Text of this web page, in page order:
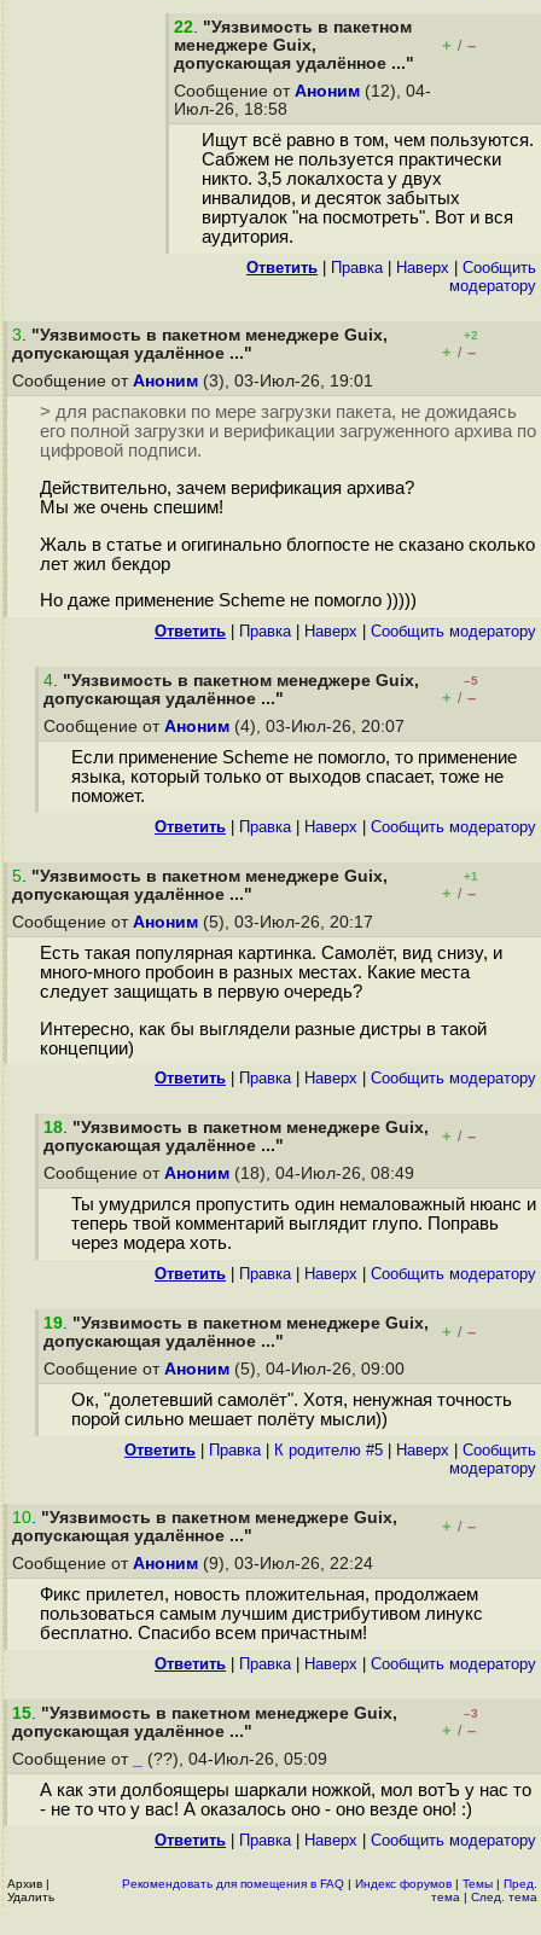
22. "Уязвимость в пакетном
менеджере Guix,
допускающая удалённое ..."
+ / –
Сообщение от Аноним (12), 04-
Июл-26, 18:58
Ищут всё равно в том, чем пользуются.
Сабжем не пользуется практически
никто. 3,5 локалхоста у двух
инвалидов, и десяток забытых
виртуалок "на посмотреть". Вот и вся
аудитория.
Ответить Правка| Наверх
Cообщить
модератору
3. "Уязвимость в пакетном менеджере Guix,
допускающая удалённое ..."
+2
+ / –
Сообщение от Аноним (3), 03-Июл-26, 19:01
> для распаковки по мере загрузки пакета, не дожидаясь
его полной загрузки и верификации загруженного архива по
цифровой подписи.
Действительно, зачем верификация архива?
Мы же очень спешим!
Жаль в статье и огигинально блогпосте не сказано сколько
лет жил бекдор
Но даже применение Scheme не помогло )))))
Ответить Правка| Наверх Cообщить модератору
4. "Уязвимость в пакетном менеджере Guix,
допускающая удалённое ..."
–5
+ / –
Сообщение от Аноним (4), 03-Июл-26, 20:07
Если применение Scheme не помогло, то применение
языка, который только от выходов спасает, тоже не
поможет.
Ответить Правка| Наверх Cообщить модератору
5. "Уязвимость в пакетном менеджере Guix,
допускающая удалённое ..."
+1
+ / –
Сообщение от Аноним (5), 03-Июл-26, 20:17
Есть такая популярная картинка. Самолёт, вид снизу, и
много-много пробоин в разных местах. Какие места
следует защищать в первую очередь?
Интересно, как бы выглядели разные дистры в такой
концепции)
Ответить Правка| Наверх Cообщить модератору
18. "Уязвимость в пакетном менеджере Guix,
допускающая удалённое ..."
+ / –
Сообщение от Аноним (18), 04-Июл-26, 08:49
Ты умудрился пропустить один немаловажный нюанс и
теперь твой комментарий выглядит глупо. Поправь
через модера хоть.
Ответить Правка| Наверх Cообщить модератору
19. "Уязвимость в пакетном менеджере Guix,
допускающая удалённое ..."
+ / –
Сообщение от Аноним (5), 04-Июл-26, 09:00
Ок, "долетевший самолёт". Хотя, ненужная точность
порой сильно мешает полёту мысли))
Ответить Правка| К родителю #5 Наверх
Cообщить
модератору
10. "Уязвимость в пакетном менеджере Guix,
допускающая удалённое ..."
+ / –
Сообщение от Аноним (9), 03-Июл-26, 22:24
Фикс прилетел, новость пложительная, продолжаем
пользоваться самым лучшим дистрибутивом линукс
бесплатно. Спасибо всем причастным!
Ответить Правка| Наверх Cообщить модератору
15. "Уязвимость в пакетном менеджере Guix,
допускающая удалённое ..."
–3
+ / –
Сообщение от
(??), 04-Июл-26, 05:09
А как эти долбоящеры шаркали ножкой, мол вотЪ у нас то
- не то что у вас! А оказалось оно - оно везде оно! :)
Ответить Правка| Наверх Cообщить модератору
Архив |
Удалить
Рекомендовать для помещения в FAQ | Индекс форумов | Темы | Пред.
тема | След. тема